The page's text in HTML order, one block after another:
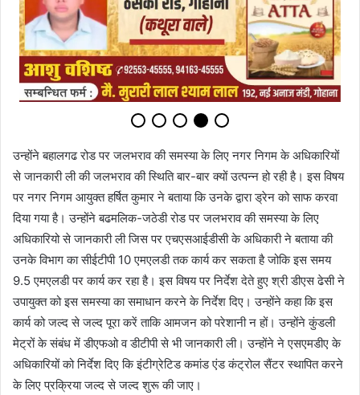
उन्होंने बहालगढ रोड पर जलभराव की समस्या के लिए नगर निगम के अधिकारियों
से जानकारी ली की जलभराव की स्थिति बार-बार क्यों उत्पन्न हो रही है। इस विषय
पर नगर निगम आयुक्त हर्षित कुमार ने बताया कि उनके द्वारा ड्रेन को साफ करवा
दिया गया है। उन्होंने बढमलिक-जठेडी रोड पर जलभराव की समस्या के लिए
अधिकारियो से जानकारी ली जिस पर एचएसआईडीसी के अधिकारी ने बताया की
उनके विभाग का सीईटीपी 10 एमएलडी तक कार्य कर सकता है जोकि इस समय
9.5 एमएलडी पर कार्य कर रहा है। इस विषय पर निर्देश देते हुए श्री डीएस ढेसी ने
उपायुक्त को इस समस्या का समाधान करने के निर्देश दिए। उन्होंने कहा कि इस
कार्य को जल्द से जल्द पूरा करें ताकि आमजन को परेशानी न हों। उन्होंने कुंडली
मेट्रों के संबंध में डीएफओ व डीटीपी से भी जानकारी ली। उन्होंने ने एसएमडीए के
अधिकारियों को निर्देश दिए कि इंटीग्रेटिड कमांड एंड कंट्रोल सैंटर स्थापित करने
के लिए प्रक्रिया जल्द से जल्द शुरू की जाए।